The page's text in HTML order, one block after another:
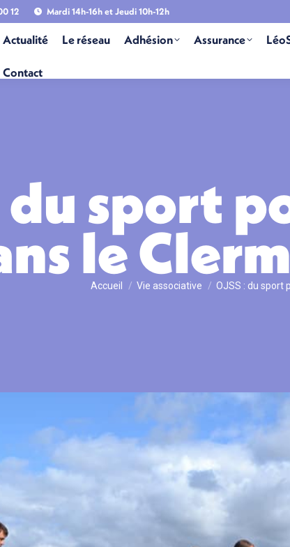
12 Mardi 14h-16h et Jeudi 10h-12h
Actualité Le réseau Adhésion Assurance
Contact
du sport
le
Vous êtes ici :
Accueil Vie associative OJSS : du sport